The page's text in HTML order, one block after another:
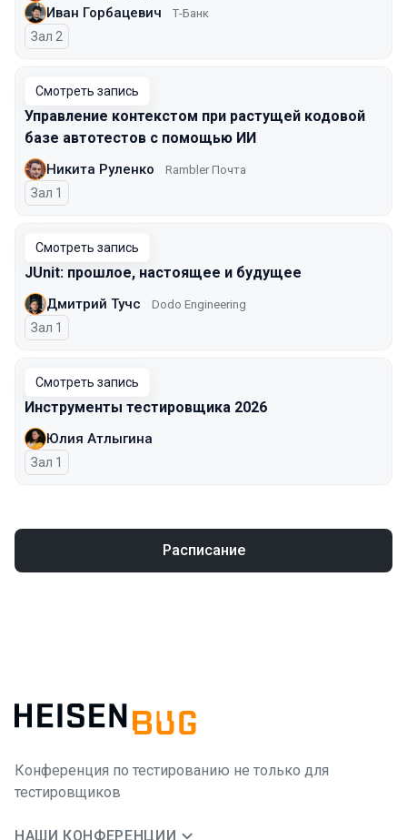
Иван Горбацевич Т-Банк
Зал 2
Смотреть запись
Управление контекстом при растущей кодовой
базе автотестов с помощью ИИ
Никита Руленко Rambler Почта
Зал 1
Смотреть запись
JUnit: прошлое, настоящее и будущее
Дмитрий Тучс Dodo Engineering
Зал 1
Смотреть запись
Инструменты тестировщика 2026
Юлия Атлыгина
Зал 1
Расписание
Конференция по тестированию не только для
тестировщиков
НАШИ КОНФЕРЕНЦИИ